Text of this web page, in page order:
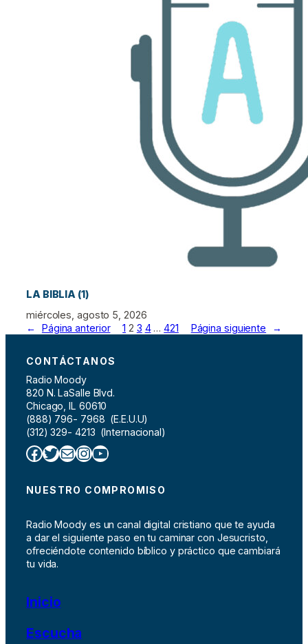
LA BIBLIA (1)
miércoles, agosto 5, 2026
←
Página anterior 1 2 3 4 … 421 Página siguiente →
CONTÁCTANOS
Radio Moody
820 N. LaSalle Blvd.
Chicago, IL 60610
(888) 796- 7968 (E.E.U.U)
(312) 329- 4213 (Internacional)
Facebook Twitter Correo electrónico InstagramYouTube
NUESTRO COMPROMISO
Radio Moody es un canal digital cristiano que te ayuda
a dar el siguiente paso en tu caminar con Jesucristo,
ofreciéndote contenido bíblico y práctico que cambiará
tu vida.
Inicio
Escucha